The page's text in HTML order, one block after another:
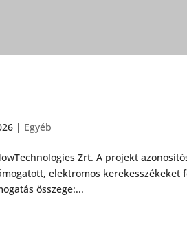
| Egyéb
Zrt. A projekt
elektromos
összege:...